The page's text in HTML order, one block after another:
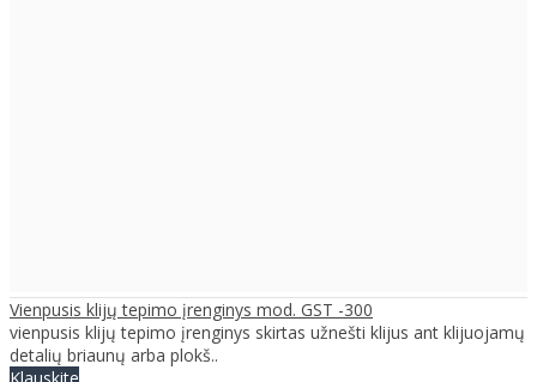
Vienpusis klijų tepimo įrenginys mod. GST -300
vienpusis klijų tepimo įrenginys skirtas užnešti klijus ant klijuojamų
detalių briaunų arba plokš..